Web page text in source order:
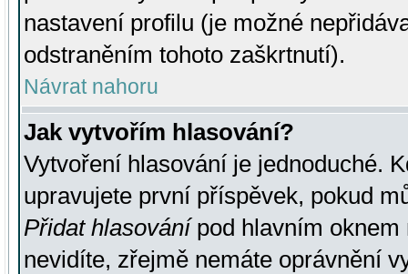
nastavení profilu (je možné
odstraněním tohoto zaškrtnutí).
Návrat nahoru
Jak vytvořím hlasování?
Vytvoření hlasování je jednoduché.
upravujete první příspěvek, pokud
Přidat hlasovánípod hlavním oknem
nevidíte, zřejmě nemáte oprávnění